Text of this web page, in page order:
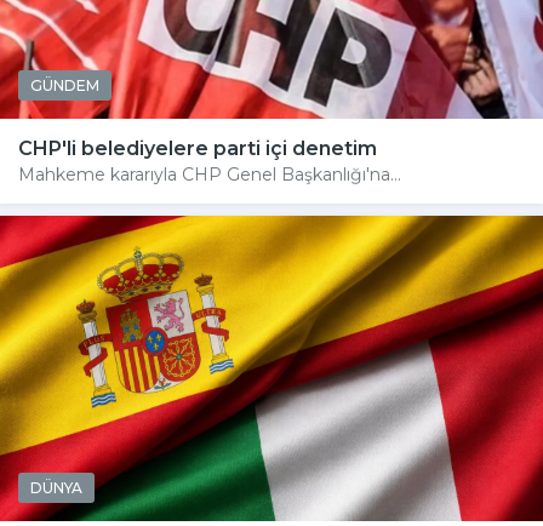
GÜNDEM
CHP'li belediyelere parti içi denetim
Mahkeme kararıyla CHP Genel Başkanlığı'na...
DÜNYA